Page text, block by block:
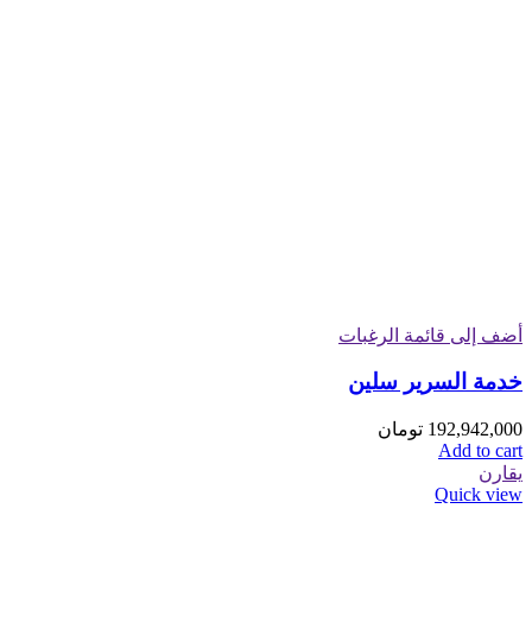
أضف إلى قائمة الرغبات
خدمة السرير سلین
192,942,000 تومان
Add to cart
يقارن
Quick view